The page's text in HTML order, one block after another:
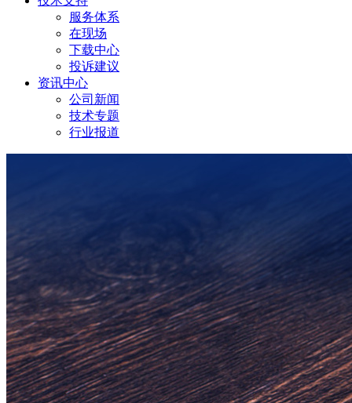
服务体系
在现场
下载中心
投诉建议
资讯中心
公司新闻
技术专题
行业报道